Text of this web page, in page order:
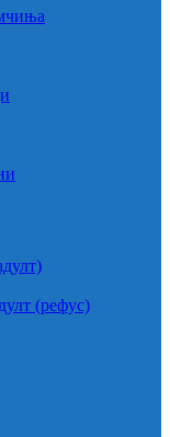
(рефус)